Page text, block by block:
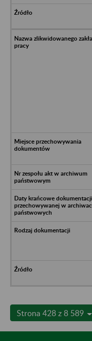
Strona 428 z 8 589